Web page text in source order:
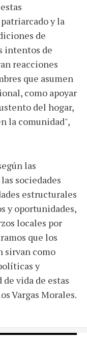
y la
de
intentos de
reacciones
que asumen
como apoyar
del hogar,
la comunidad",
las
sociedades
estructurales
y oportunidades,
locales por
que los
sirvan como
y
vida de estas
Vargas Morales.